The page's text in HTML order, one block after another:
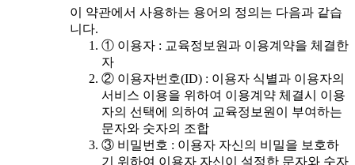
이 약관에서 사용하는 용어의 정의는 다음과 같습
니다.
① 이용자 : 교육정보원과 이용계약을 체결한
자
② 이용자번호(ID) : 이용자 식별과 이용자의
서비스 이용을 위하여 이용계약 체결시 이용
자의 선택에 의하여 교육정보원이 부여하는
문자와 숫자의 조합
③ 비밀번호 : 이용자 자신의 비밀을 보호하
기 위하여 이용자 자신이 설정한 문자와 숫자